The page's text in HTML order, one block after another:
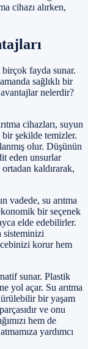
cihazı alırken,
birçok fayda sunar.
sağlıklı bir
nelerdir?
cihazları, suyun
şekilde temizler.
olur. Düşünün
eden unsurlar
ortadan kaldırarak,
vadede, su arıtma
bir seçenek
elde edebilirler.
sisteminizi
korur hem
sunar. Plastik
yol açar. Su arıtma
bir yaşam
ve onu
hem de
yardımcı